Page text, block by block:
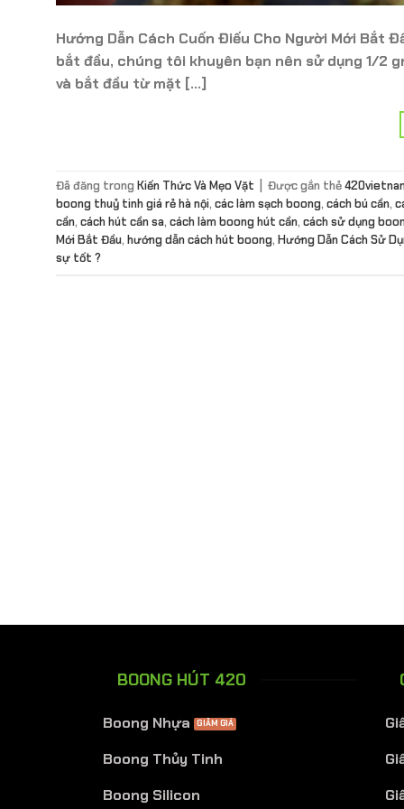
Hướng Dẫn Cách Cuốn Điếu Cho Người Mới
bắt đầu, chúng tôi khuyên bạn nên sử dụng 1/2
và bắt đầu từ mặt […]
Đã đăng trong Kiến Thức Và Mẹo Vặt Được gắn thẻ
boong thuỷ tinh giá rẻ hà nội, các làm sạch boong, cách bú cần,
cần, cách hút cần sa, cách làm boong hút cần, cách sử dụng
Mới Bắt Đầu, hướng dẫn cách hút boong, Hướng Dẫn Cách Sử
sự tốt ?
BOONG HÚT 420
Boong Nhựa
Boong Thủy Tinh
Boong Silicon